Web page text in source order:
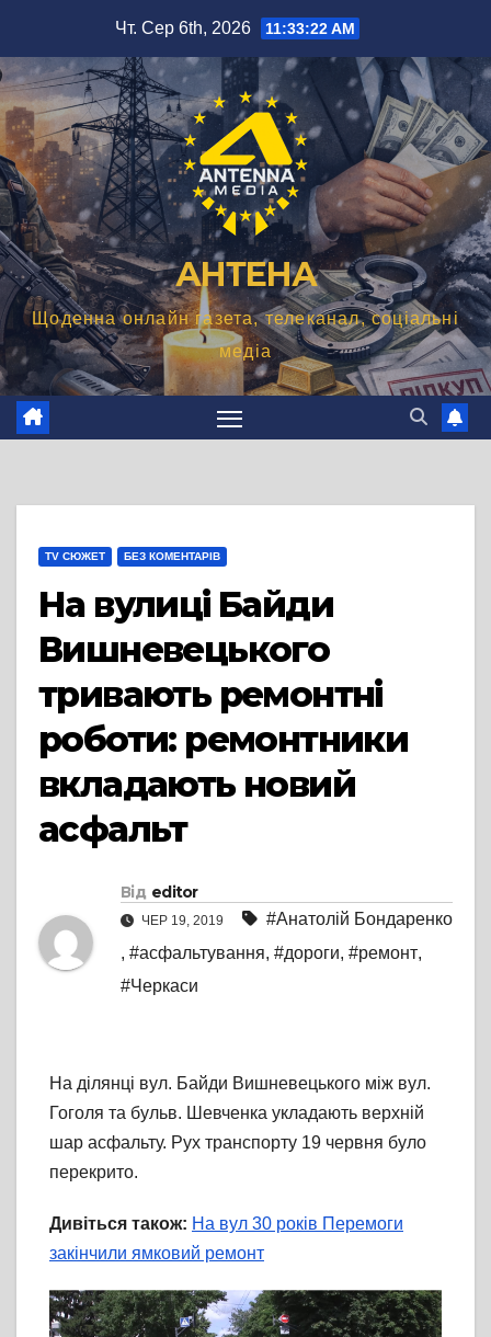
вмісту
Чт. Сер 6th, 2026 11:33:23 AM
АНТЕНА
Щоденна онлайн газета, телеканал, соціальні
медіа
TV СЮЖЕТ БЕЗ КОМЕНТАРІВ
На вулиці Байди
Вишневецького
тривають ремонтні
роботи: ремонтники
вкладають новий
асфальт
Від editor
ЧЕР 19, 2019
#Анатолій Бондаренко
, #асфальтування, #дороги, #ремонт,
#Черкаси
На ділянці вул. Байди Вишневецького між вул.
Гоголя та бульв. Шевченка укладають верхній
шар асфальту. Рух транспорту 19 червня було
перекрито.
Дивіться також: На вул 30 років Перемоги
закінчили ямковий ремонт